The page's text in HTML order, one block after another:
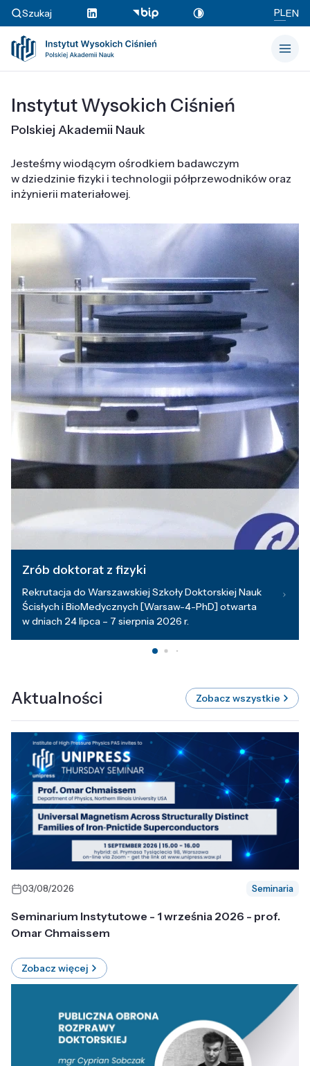
Szukaj PLEN
Instytut Wysokich Ciśnień
Polskiej Akademii Nauk
Jesteśmy wiodącym ośrodkiem badawczym
w dziedzinie fizyki i technologii półprzewodników oraz
inżynierii materiałowej.
Zrób doktorat z fizyki
Rekrutacja do Warszawskiej Szkoły Doktorskiej Nauk
Ścisłych i BioMedycznych [Warsaw-4-PhD] otwarta
w dniach 24 lipca – 7 sierpnia 2026 r.
Aktualności Zobacz wszystkie
03/08/2026 Seminaria
Seminarium Instytutowe - 1 września 2026 - prof.
Omar Chmaissem
Zobacz więcej